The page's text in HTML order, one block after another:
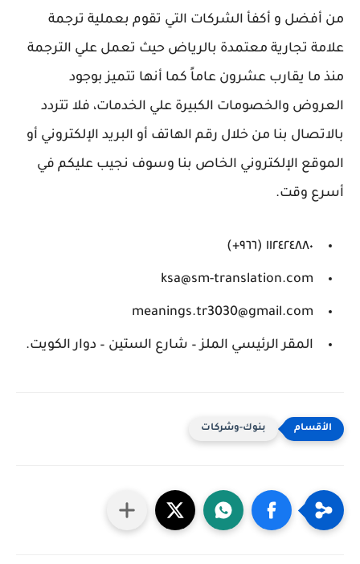
من أفضل و أكفأ الشركات التي تقوم بعملية ترجمة
علامة تجارية معتمدة بالرياض حيث تعمل علي الترجمة
منذ ما يقارب عشرون عاماً كما أنها تتميز بوجود
العروض والخصومات الكبيرة علي الخدمات، فلا تتردد
بالاتصال بنا من خلال رقم الهاتف أو البريد الإلكتروني أو
الموقع الإلكتروني الخاص بنا وسوف نجيب عليكم في
أسرع وقت.
١١٢٤٢٤٨٨٠ (٩٦٦+)
ksa@sm-translation.com
meanings.tr3030@gmail.com
المقر الرئيسي الملز – شارع الستين – دوار الكويت.
بنوك-وشركات